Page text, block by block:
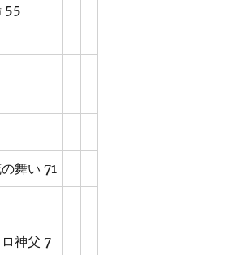
55
舞い 71
神父 7